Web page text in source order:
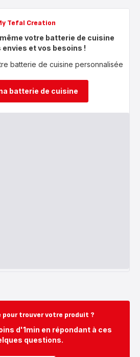
Tefal Creation
votre batterie de cuisine
envies et vos besoins !
batterie de cuisine personnalisée
batterie de cuisine
pour trouver votre produit ?
d'1min en répondant à ces
questions.